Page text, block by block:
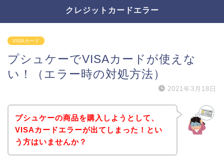
クレジットカードエラー
VISAカード
プシュケーでVISAカードが使えな
い！（エラー時の対処方法）
2021年3月18日
プシュケーの商品を購入しようとして、
VISAカードエラーが出てしまった！とい
う方はいませんか？